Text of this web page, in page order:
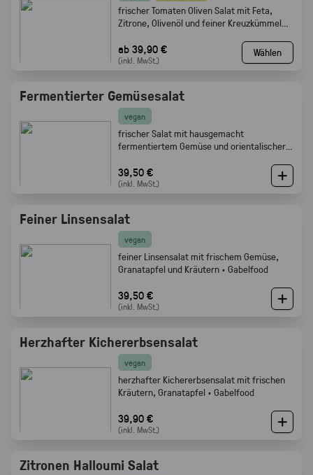
frischer Tomaten Oliven Salat mit Feta,
Zitrone, Olivenöl und feiner Kreuzkümmel
ab 39,90 €
(inkl. MwSt.)
Wählen
Fermentierter Gemüsesalat
vegan
frischer Salat mit hausgemacht
fermentiertem Gemüse und orientalischer
39,50 €
(inkl. MwSt.)
Feiner Linsensalat
vegan
feiner Linsensalat mit frischem Gemüse,
Granatapfel und Kräutern · Gabelfood
39,50 €
(inkl. MwSt.)
Herzhafter Kichererbsensalat
vegan
herzhafter Kichererbsensalat mit frischen
Kräutern, Granatapfel · Gabelfood
39,90 €
(inkl. MwSt.)
Zitronen Halloumi Salat